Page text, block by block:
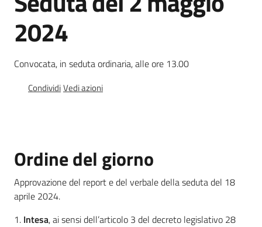
Servizi
della
Sede
Conferenze
interistituzionali
Appuntamenti
2024
Convocata, in seduta ordinaria, alle ore 13.00
CondividiVedi azioni
Ordine del giorno
Approvazione del report e del verbale della seduta del 18
aprile 2024.
1. Intesa, ai sensi dell’articolo 3 del decreto legislativo 28